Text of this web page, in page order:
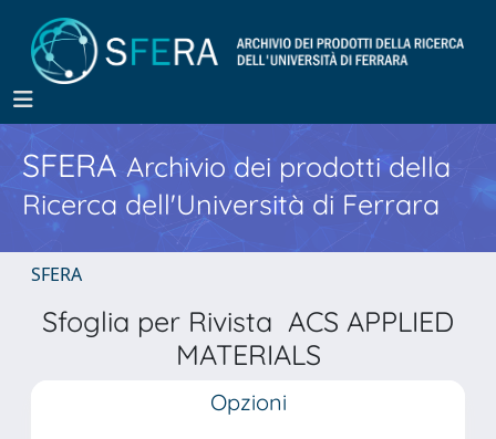
SFERA Archivio dei prodotti della
Ricerca dell'Università di Ferrara
SFERA
Sfoglia per Rivista ACS APPLIED
MATERIALS
Opzioni